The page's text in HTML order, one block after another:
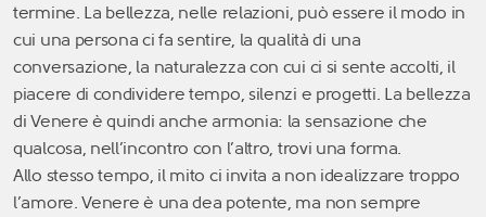
termine. La bellezza, nelle relazioni, può essere il modo in
cui una persona ci fa sentire, la qualità di una
conversazione, la naturalezza con cui ci si sente accolti, il
piacere di condividere tempo, silenzi e progetti. La bellezza
di Venere è quindi anche armonia: la sensazione che
qualcosa, nell’incontro con l’altro, trovi una forma.
Allo stesso tempo, il mito ci invita a non idealizzare troppo
l’amore. Venere è una dea potente, ma non sempre